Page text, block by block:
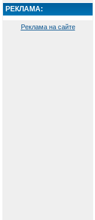
РЕКЛАМА:
Реклама на сайте